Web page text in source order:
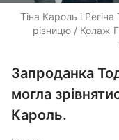
Тіна Кароль і
різницю / Колаж
Запроданка
могла
Кароль.